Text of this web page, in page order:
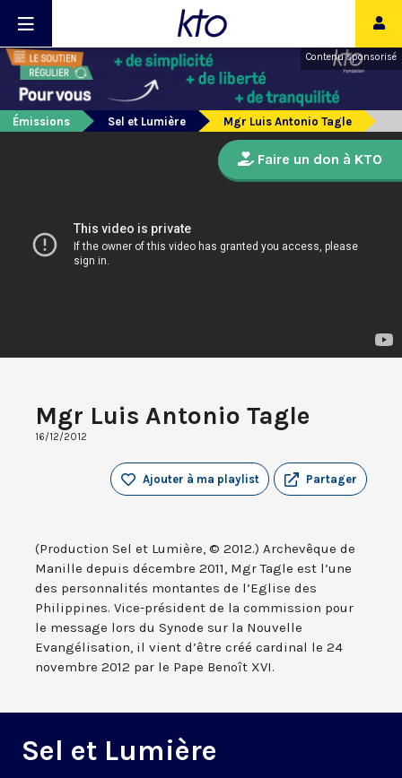
Contenu sponsorisé
Émissions Sel et Lumière Mgr Luis Antonio Tagle
Mgr Luis Antonio Tagle
16/12/2012
Partager
Ajouter à ma playlist
(Production Sel et Lumière, © 2012.) Archevêque de
Manille depuis décembre 2011, Mgr Tagle est l’une
des personnalités montantes de l’Eglise des
Philippines. Vice-président de la commission pour
le message lors du Synode sur la Nouvelle
Evangélisation, il vient d’être créé cardinal le 24
novembre 2012 par le Pape Benoît XVI.
Sel et Lumière
Faire un don à KTO